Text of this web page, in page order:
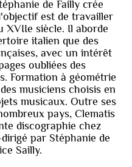
de Failly crée
est de travailler
XVIIe siècle. Il aborde
italien que des
avec un intérêt
oubliées des
Formation à géométrie
musiciens choisis en
musicaux. Outre ses
pays, Clematis
discographie chez
par Stéphanie de
Sailly.